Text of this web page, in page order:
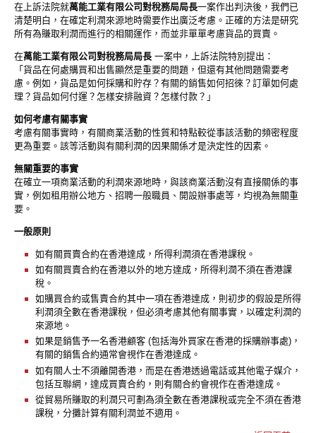
在上訴法院就萬能工業有限公司對稅務局局長一案作出判決後，我們已
清楚明白，在確定利潤來源地時需要作出廣泛考慮。正確的方法是研究
所有為賺取利潤而進行的相關運作，而並非單單考慮貨品的買賣。
在萬能工業有限公司對稅務局局長 一案中，上訴法院特別提出：
「貨品在何處購買和出售顯然是重要的問題，但還有其他問題需要考
慮。例如，貨品是如何採購和貯存？有關的銷售如何招徠？訂單如何處
理？貨品如何付運？怎樣安排融資？怎樣付款？」
如何考慮有關事實
考慮有關事實時，有關商業活動的性質和特點較從事該活動的頻密程度
更為重要。該等活動與有關利潤的因果關係才是決定性的因素。
無關重要的事實
在確立一項商業活動的利潤來源地時，與該商業活動沒有直接關係的事
實，例如租用辦公地方、招聘一般職員、開設辦事處等，均視為無關重
要。
一般原則
如有關買賣合約在香港達成，所得利潤須在香港課稅。
如有關買賣合約在香港以外的地方達成，所得利潤不須在香港課
稅。
如購買合約或售賣合約其中一項在香港達成，則初步的假設是所得
利潤須全數在香港課稅，但必須考慮其他有關事實，以確定利潤的
來源地。
如果是銷售予一名香港顧客 (包括海外買家在香港的採購辦事處)，
有關的銷售合約通常會視作在香港達成。
如有關人士不須離開香港，而是在香港透過電話或其他電子媒介，
包括互聯網，達成買賣合約，則有關合約會視作在香港達成。
從貿易所賺取的利潤只可劃為須全數在香港課稅或完全不須在香港
課稅，分攤計算有關利潤並不適用。